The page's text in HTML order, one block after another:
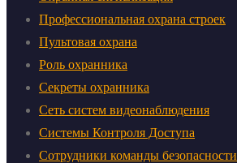
Профессиональная охрана строек
Пультовая охрана
Роль охранника
Секреты охранника
Сеть систем видеонаблюдения
Системы Контроля Доступа
Сотрудники команды безопасности